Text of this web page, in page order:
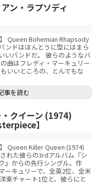
ン・ラプソディ
Queen Bohemian Rhapsody
ンドはほんとうに型にはまら
いバンドだ。 彼らのようなバ
曲はフレディ・マーキュリー
いいところの、とんでもな
事を読む
クイーン (1974)
】
Queen Killer Queen (1974)
れた彼らの3rdアルバム『シ
』からの先行シングル。作
ーキュリーで、全英2位、全米
楽チャート1位と、彼らにと